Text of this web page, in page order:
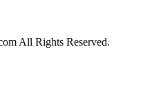
All Rights Reserved.